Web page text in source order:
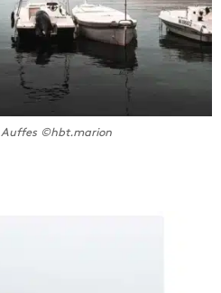
Auffes ©hbt.marion